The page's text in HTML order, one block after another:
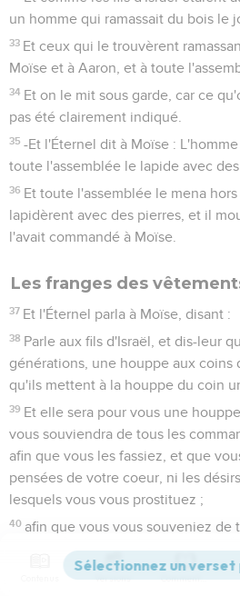
un homme qui ramassait du bois le
33 Et ceux qui le trouvèrent
Moïse et à Aaron, et à toute
34 Et on le mit sous garde, car ce
pas été clairement indiqué.
35 -Et l'Éternel dit à Moïse :
toute l'assemblée le lapide avec
36 Et toute l'assemblée le mena
lapidèrent avec des pierres, et il
l'avait commandé à Moïse.
Les franges des
37 Et l'Éternel parla à Moïse, disant :
38 Parle aux fils d'Israël, et dis-leur
générations, une houppe aux coins
qu'ils mettent à la houppe du coin
39 Et elle sera pour vous une
vous souviendra de tous les
afin que vous les fassiez, et que
pensées de votre coeur, ni les
lesquels vous vous prostituez ;
40 afin que vous vous souveniez de
commandements, et que vous les
saints, consacrés à votre Dieu.
Versions Commentaires